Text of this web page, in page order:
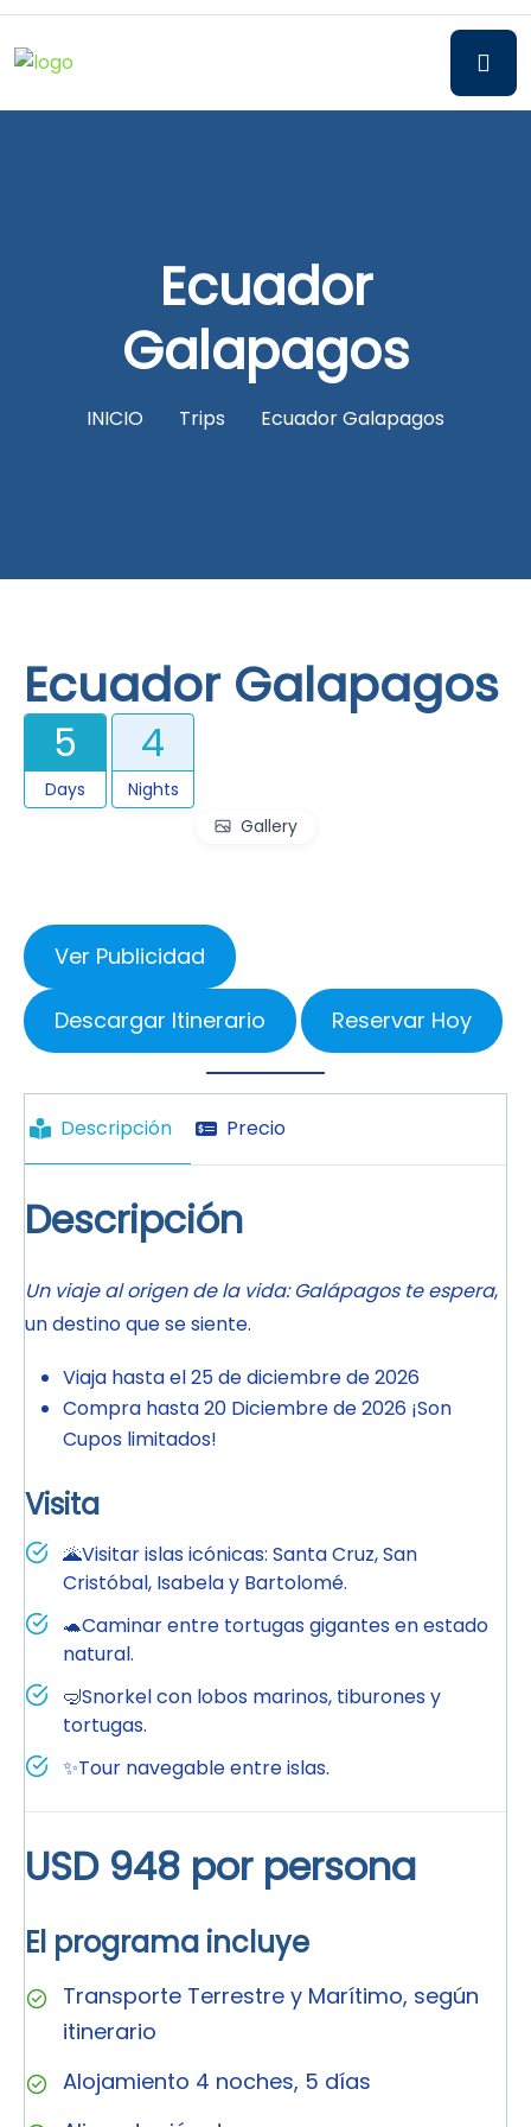
Ecuador
Galapagos
INICIO Trips Ecuador Galapagos
Ecuador Galapagos
5
Days
4
Nights
Gallery
Ver Publicidad
Descargar Itinerario Reservar Hoy
Descripción Precio
Descripción
Un viaje al origen de la vida: Galápagos te espera,
un destino que se siente.
Viaja hasta el 25 de diciembre de 2026
Compra hasta 20 Diciembre de 2026 ¡Son
Cupos limitados!
Visita
🌋Visitar islas icónicas: Santa Cruz, San
Cristóbal, Isabela y Bartolomé.
🐢Caminar entre tortugas gigantes en estado
natural.
🤿Snorkel con lobos marinos, tiburones y
tortugas.
✨Tour navegable entre islas.
USD 948 por persona
El programa incluye
Transporte Terrestre y Marítimo, según
itinerario
Alojamiento 4 noches, 5 días